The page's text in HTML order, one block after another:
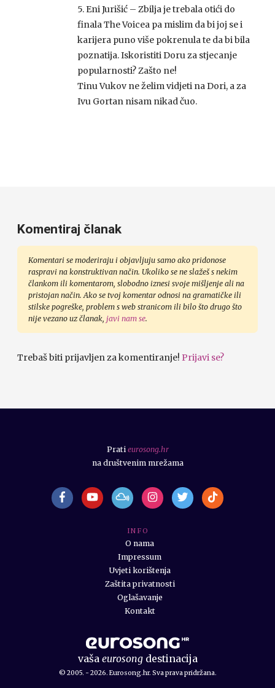
5. Eni Jurišić – Zbilja je trebala otići do
finala The Voicea pa mislim da bi joj se i
karijera puno više pokrenula te da bi bila
poznatija. Iskoristiti Doru za stjecanje
popularnosti? Zašto ne!
Tinu Vukov ne želim vidjeti na Dori, a za
Ivu Gortan nisam nikad čuo.
Komentiraj članak
Komentari se moderiraju i objavljuju samo ako pridonose
raspravi na konstruktivan način. Ukoliko se ne slažeš s nekim
člankom ili komentarom, slobodno iznesi svoje mišljenje ali na
pristojan način. Ako se tvoj komentar odnosi na gramatičke ili
stilske pogreške, problem s web stranicom ili bilo što drugo što
nije vezano uz članak, javi nam se.
Trebaš biti prijavljen za komentiranje! Prijavi se?
vaša eurosongdestinacija
© 2005. - 2026. Eurosong.hr. Sva prava pridržana.
I N F O
O nama
Impressum
Uvjeti korištenja
Zaštita privatnosti
Oglašavanje
Kontakt
Prati eurosong.hr
na društvenim mrežama